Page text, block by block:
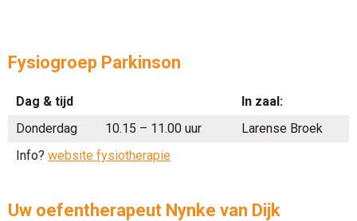
Fysiogroep Parkinson
Dag & tijd
In zaal:
Donderdag
10.15 – 11.00 uur
Larense Broek
Info? website fysiotherapie
Uw oefentherapeut Nynke van Dijk